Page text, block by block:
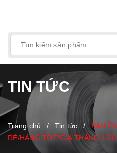
TIN TỨC
Trang chủ / Tin tức /
BÁN
RẺ/HÀNG TỐT/GIÁ THÁNG 1/